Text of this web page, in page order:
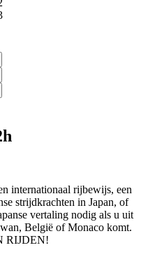
internationaal rijbewijs, een
strijdkrachten in Japan, of
vertaling nodig als u uit
België of Monaco komt.
RIJDEN!